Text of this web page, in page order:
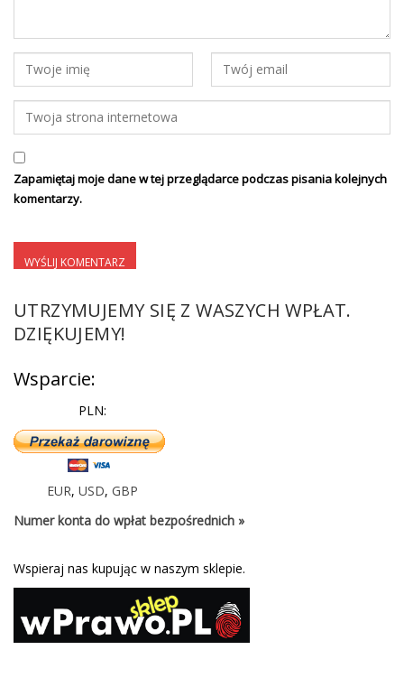
Zapamiętaj moje dane w tej przeglądarce podczas pisania kolejnych
komentarzy.
UTRZYMUJEMY SIĘ Z WASZYCH WPŁAT.
DZIĘKUJEMY!
Wsparcie:
PLN:
EUR, USD, GBP
Numer konta do wpłat bezpośrednich »
Wspieraj nas kupując w naszym sklepie.